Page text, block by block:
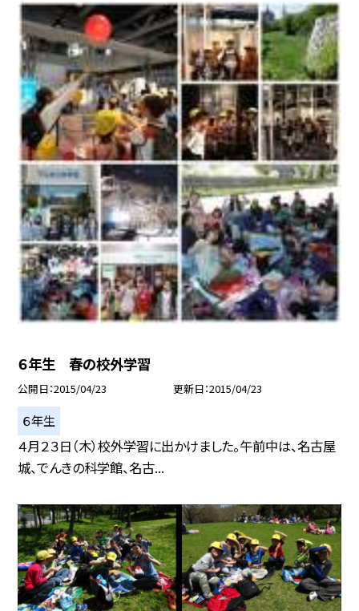
６年生 春の校外学習
公開日 2015/04/23 更新日 2015/04/23
６年生
４月２３日（木）校外学習に出かけました。午前中は、名古屋
城、でんきの科学館、名古...